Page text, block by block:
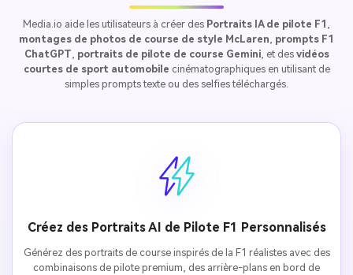
Media.io aide les utilisateurs à créer des Portraits IA de pilote F1 ,
montages de photos de course de style McLaren, prompts F1
ChatGPT, portraits de pilote de course Gemini, et des vidéos
courtes de sport automobile cinématographiques en utilisant de
simples prompts texte ou des selfies téléchargés.
Créez des Portraits AI de Pilote F1 Personnalisés
Générez des portraits de course inspirés de la F1 réalistes avec des
combinaisons de pilote premium, des arrière-plans en bord de